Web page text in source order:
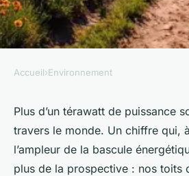
Optez pour des
solaires pour une
durable
Accueil›Environnement
Plus d’un térawatt de puissance
travers le monde. Un chiffre qui,
l’ampleur de la bascule
plus de la prospective : nos toits